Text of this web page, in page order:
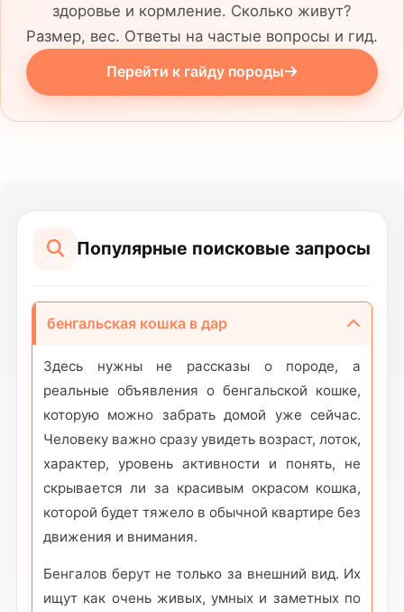
здоровье и кормление. Сколько живут?
Размер, вес. Ответы на частые вопросы и гид.
Перейти к гайду породы
Популярные поисковые запросы
бенгальская кошка в дар
Здесь нужны не рассказы о породе, а
реальные объявления о бенгальской кошке,
которую можно забрать домой уже сейчас.
Человеку важно сразу увидеть возраст, лоток,
характер, уровень активности и понять, не
скрывается ли за красивым окрасом кошка,
которой будет тяжело в обычной квартире без
движения и внимания.
Бенгалов берут не только за внешний вид. Их
ищут как очень живых, умных и заметных по